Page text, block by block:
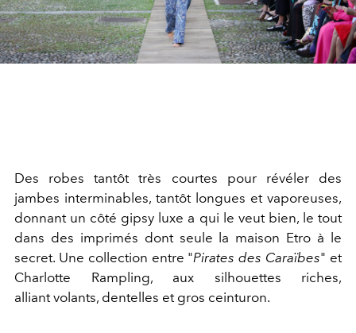
Des robes tantôt très courtes pour révéler des
jambes interminables, tantôt longues et vaporeuses,
donnant un côté gipsy luxe a qui le veut bien, le tout
dans des imprimés dont seule la maison Etro à le
secret. Une collection entre "Pirates des Caraïbes" et
Charlotte Rampling, aux silhouettes riches,
alliant volants, dentelles et gros ceinturon.